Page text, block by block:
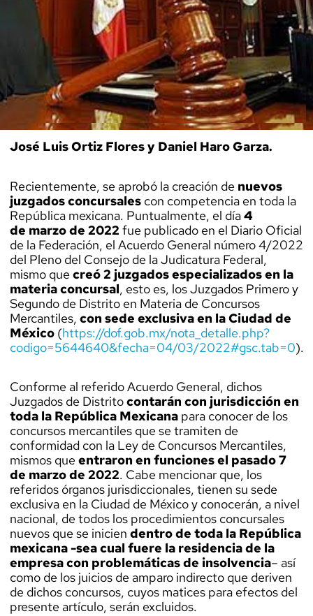
José Luis Ortiz Flores y Daniel Haro Garza.
Recientemente, se aprobó la creación de nuevos
juzgados concursalescon competencia en toda la
República mexicana. Puntualmente, el día4
de marzo de 2022 fue publicado en el Diario Oficial
de la Federación, el Acuerdo General número 4/2022
del Pleno del Consejo de la Judicatura Federal,
mismo quecreó 2 juzgados especializados en la
materia concursal, esto es, los Juzgados Primero y
Segundo de Distrito en Materia de Concursos
Mercantiles, con sede exclusiva en la Ciudad de
México (https://dof.gob.mx/nota_detalle.php?
codigo=5644640&fecha=04/03/2022#gsc.tab=0).
Conforme al referido Acuerdo General, dichos
Juzgados de Distritocontarán con jurisdicción en
toda la República Mexicana para conocer de los
concursos mercantiles que se tramiten de
conformidad con la Ley de Concursos Mercantiles,
mismos queentraron en funciones el pasado 7
de marzo de 2022. Cabe mencionar que, los
referidos órganos jurisdiccionales, tienen su sede
exclusiva en la Ciudad de México y conocerán, a nivel
nacional, de todos los procedimientos concursales
nuevos que se inicien dentro de toda la República
mexicana -sea cual fuere la residencia de la
empresa con problemáticas de insolvencia– así
como de los juicios de amparo indirecto que deriven
de dichos concursos, cuyos matices para efectos del
presente artículo, serán excluidos.